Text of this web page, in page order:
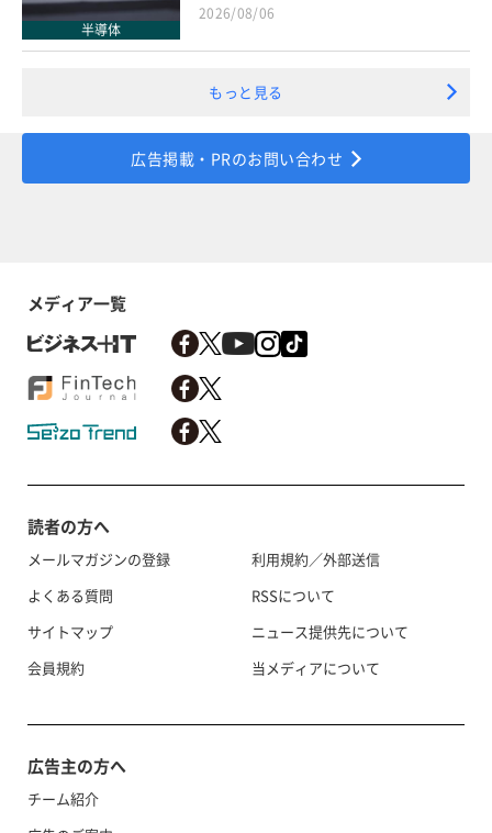
半導体
2026/08/06
もっと見る
広告掲載・PRのお問い合わせ
メディア一覧
読者の方へ
メールマガジンの登録
よくある質問
サイトマップ
会員規約
利用規約／外部送信
RSSについて
ニュース提供先について
当メディアについて
広告主の方へ
チーム紹介